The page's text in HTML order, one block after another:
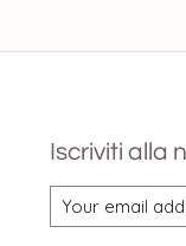
Iscriviti alla